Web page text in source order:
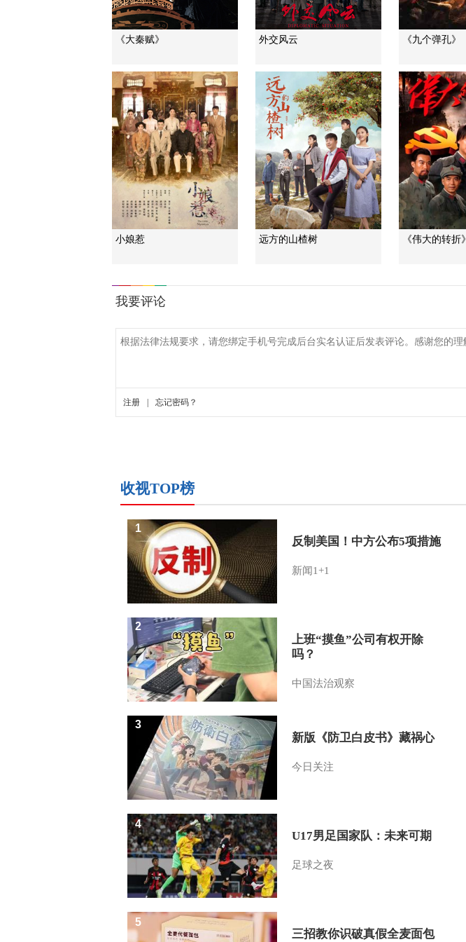
《大秦赋》 外交风云 《九个弹孔》
小娘惹 远方的山楂树 《伟大的转折》
收视TOP榜
反制美国！中方公布5项措施
新闻1+1
1
上班“摸鱼”公司有权开除
吗？
中国法治观察
2
新版《防卫白皮书》藏祸心
今日关注
3
U17男足国家队：未来可期
足球之夜
4
三招教你识破真假全麦面包
5